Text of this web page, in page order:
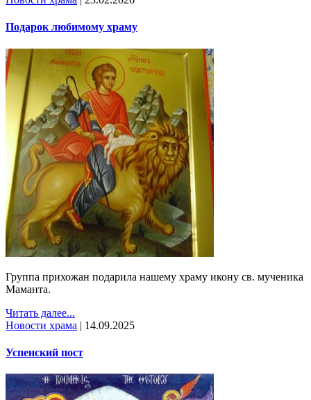
Подарок любимому храму
Группа прихожан подарила нашему храму икону св. мученика
Маманта.
Читать далее...
Новости храма | 14.09.2025
Успенский пост